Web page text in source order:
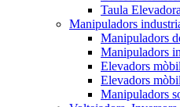
Taula
Manipuladors
Manipuladors
Manipuladors
Elevadors
Elevadors
Manipuladors